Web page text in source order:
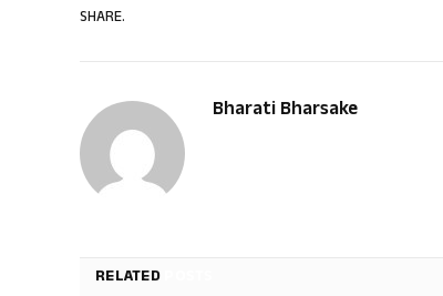
SHARE.
Bharati Bharsake
RELATED